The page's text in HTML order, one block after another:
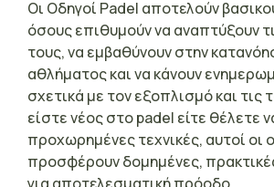
Οι Οδηγοί Padel αποτελούν
όσους επιθυμούν να αναπτύξουν
τους, να εμβαθύνουν στην
αθλήματος και να κάνουν
σχετικά με τον εξοπλισμό και τις
είστε νέος στο padel είτε θέλετε
προχωρημένες τεχνικές, αυτοί οι
προσφέρουν δομημένες,